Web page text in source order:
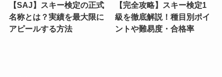
【SAJ】スキー検定の正式
名称とは？実績を最大限に
アピールする方法
【完全攻略】スキー検定1
級を徹底解説！種目別ポイ
ントや難易度・合格率